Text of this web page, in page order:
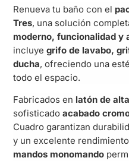
Renueva tu baño con el
Tres, una solución
moderno, funcionalidad y
incluyegrifo de lavabo,
ducha, ofreciendo una
todo el espacio.
Fabricados en latón de
sofisticadoacabado
Cuadro garantizan
y un excelente
mandos monomando